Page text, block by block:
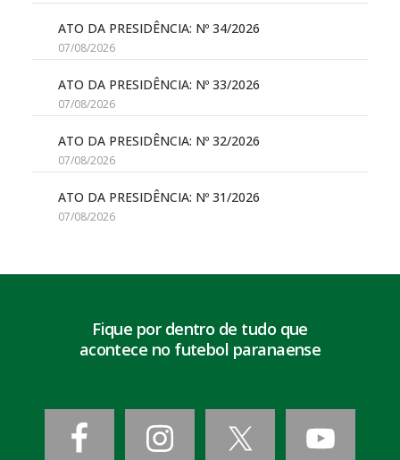
ATO DA PRESIDÊNCIA: Nº 34/2026
07/08/2026
ATO DA PRESIDÊNCIA: Nº 33/2026
07/08/2026
ATO DA PRESIDÊNCIA: Nº 32/2026
07/08/2026
ATO DA PRESIDÊNCIA: Nº 31/2026
07/08/2026
Fique por dentro de tudo que
acontece no futebol paranaense